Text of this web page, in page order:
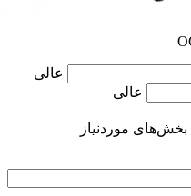
عالی
عالی
بخش‌های موردنیاز